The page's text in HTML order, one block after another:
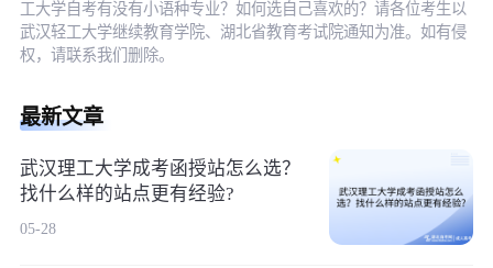
工大学自考有没有小语种专业？如何选自己喜欢的？请各位考生以
武汉轻工大学继续教育学院、湖北省教育考试院通知为准。如有侵
权，请联系我们删除。
最新文章
武汉理工大学成考函授站怎么选？
找什么样的站点更有经验?
05-28